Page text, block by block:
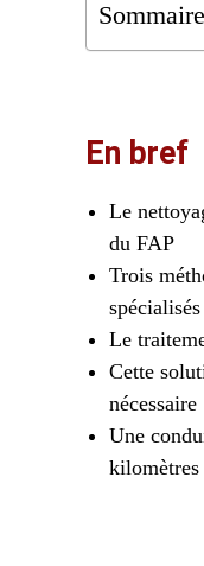
Sommaire
En bref
Le
du FAP
Trois
spécialisés
Le
Cette
nécessaire
Une
kilomètres